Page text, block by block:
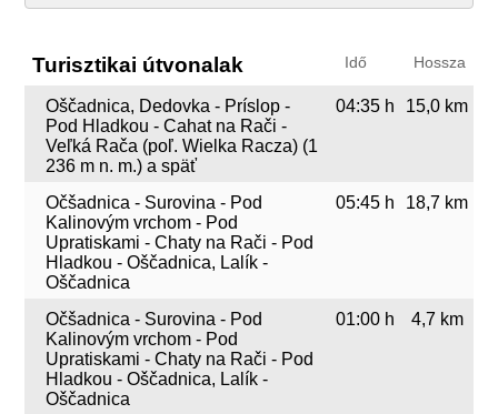
Turisztikai útvonalak Idő Hossza
Oščadnica, Dedovka - Príslop -
Pod Hladkou - Cahat na Rači -
Veľká Rača (poľ. Wielka Racza) (1
236 m n. m.) a späť
04:35 h 15,0 km
Očšadnica - Surovina - Pod
Kalinovým vrchom - Pod
Upratiskami - Chaty na Rači - Pod
Hladkou - Oščadnica, Lalík -
Oščadnica
05:45 h 18,7 km
Očšadnica - Surovina - Pod
Kalinovým vrchom - Pod
Upratiskami - Chaty na Rači - Pod
Hladkou - Oščadnica, Lalík -
Oščadnica
01:00 h 4,7 km